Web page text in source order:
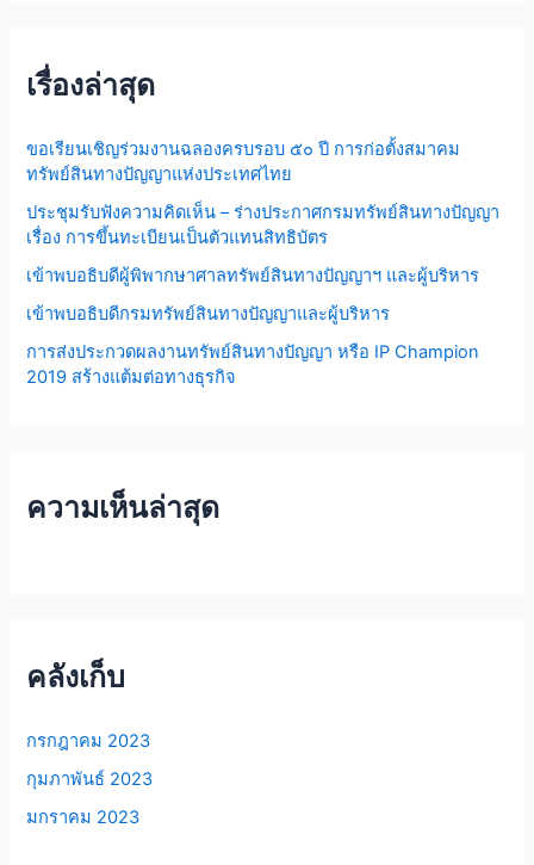
c
f
o
r
เรื่องล่าสุด
ขอเรียนเชิญร่วมงานฉลองครบรอบ ๕๐ ปี การก่อตั้งสมาคม
ทรัพย์สินทางปัญญาแห่งประเทศไทย
ประชุมรับฟังความคิดเห็น – ร่างประกาศกรมทรัพย์สินทางปัญญา
เรื่อง การขึ้นทะเบียนเป็นตัวแทนสิทธิบัตร
เข้าพบอธิบดีผู้พิพากษาศาลทรัพย์สินทางปัญญาฯ และผู้บริหาร
เข้าพบอธิบดีกรมทรัพย์สินทางปัญญาและผู้บริหาร
การส่งประกวดผลงานทรัพย์สินทางปัญญา หรือ IP Champion
2019 สร้างแต้มต่อทางธุรกิจ
ความเห็นล่าสุด
คลังเก็บ
กรกฎาคม 2023
กุมภาพันธ์ 2023
มกราคม 2023